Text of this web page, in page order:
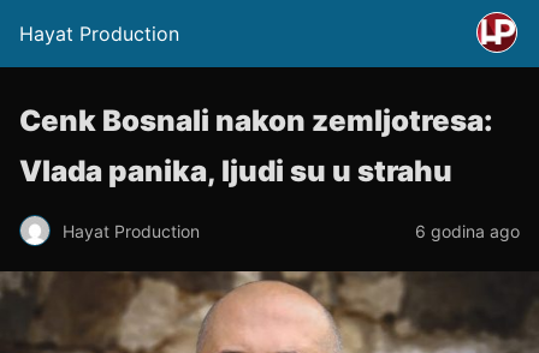
Hayat Production
Cenk Bosnali nakon zemljotresa:
Vlada panika, ljudi su u strahu
Hayat Production 6 godina ago